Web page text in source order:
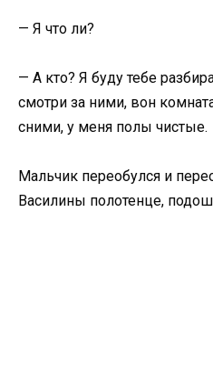
— Я что ли?
— А кто? Я буду тебе
смотри за ними, вон
сними, у меня полы чистые.
Мальчик переобулся и
Василины полотенце,